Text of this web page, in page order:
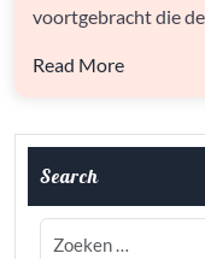
voortgebracht die
Read More
Search